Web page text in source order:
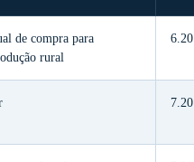
de compra para
rural